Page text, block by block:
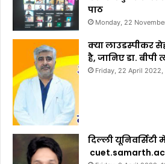
पाठ
Monday, 22
क्या लाउडस्पीकर
है, जानिए डा. बीपी
Friday, 22 April 2022,
दिल्ली यूनिवर्सिटी